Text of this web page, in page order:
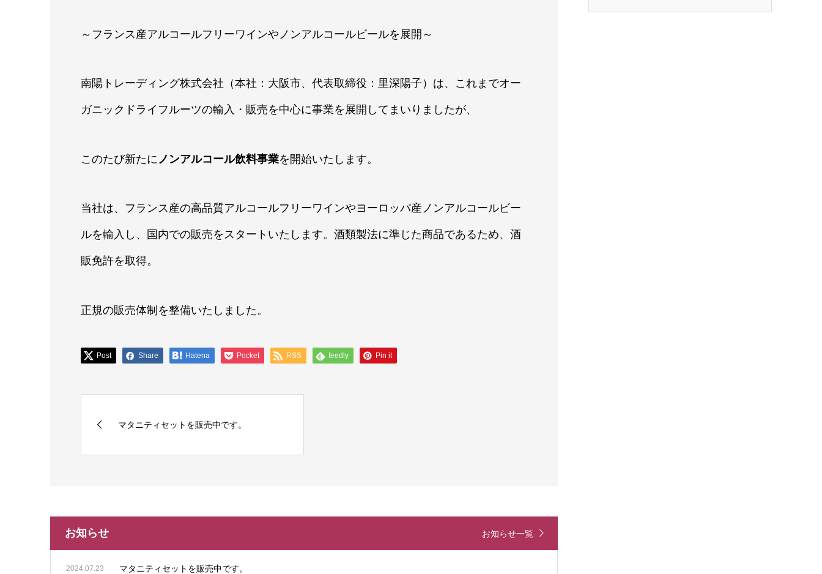
～フランス産アルコールフリーワインやノンアルコールビールを展開～
南陽トレーディング株式会社（本社：大阪市、代表取締役：里深陽子）は、これまでオー
ガニックドライフルーツの輸入・販売を中心に事業を展開してまいりましたが、
このたび新たに ノンアルコール飲料事業を開始いたします。
当社は、フランス産の高品質アルコールフリーワインやヨーロッパ産ノンアルコールビー
ルを輸入し、国内での販売をスタートいたします。酒類製法に準じた商品であるため、酒
販免許を取得。
正規の販売体制を整備いたしました。
Post Share Hatena Pocket RSS feedly Pin it
マタニティセットを販売中です。
お知らせ お知らせ一覧
2024.07.23 マタニティセットを販売中です。